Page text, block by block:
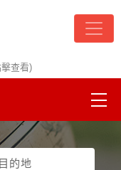
查看)
目的地